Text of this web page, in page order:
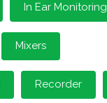
In Ear Monitoring
Mixers
Recorder